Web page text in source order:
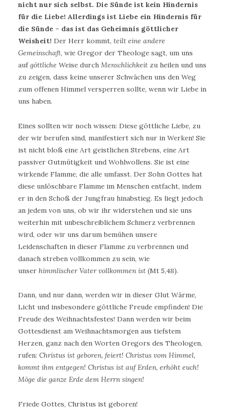
nicht nur sich selbst. Die Sünde ist kein Hindernis
für die Liebe! Allerdings ist Liebe ein Hindernis für
die Sünde – das ist das Geheimnis göttlicher
Weisheit! Der Herr kommt, teilt eine andere
Gemeinschaft, wie Gregor der Theologe sagt, um uns
aufgöttliche Weise durch Menschlichkeit zu heilen und uns
zu zeigen, dass keine unserer Schwächen uns den Weg
zum offenen Himmel versperren sollte, wenn wir Liebe in
uns haben.
Eines sollten wir noch wissen: Diese göttliche Liebe, zu
der wir berufen sind, manifestiert sich nur in Werken! Sie
ist nicht bloß eine Art geistlichen Strebens, eine Art
passiver Gutmütigkeit und Wohlwollens. Sie ist eine
wirkende Flamme, die alle umfasst. Der Sohn Gottes hat
diese unlöschbare Flamme im Menschen entfacht, indem
er in den Schoß der Jungfrau hinabstieg. Es liegt jedoch
an jedem von uns, ob wir ihr widerstehen und sie uns
weiterhin mit unbeschreiblichem Schmerz verbrennen
wird, oder wir uns darum bemühen unsere
Leidenschaften in dieser Flamme zu verbrennen und
danach streben vollkommen zu sein, wie
unser himmlischer Vater vollkommen ist (Mt 5,48).
Dann, und nur dann, werden wir in dieser Glut Wärme,
Licht und insbesondere göttliche Freude empfinden! Die
Freude des Weihnachtsfestes! Dann werden wir beim
Gottesdienst am Weihnachtsmorgen aus tiefstem
Herzen, ganz nach den Worten Gregors des Theologen,
rufen: Christus ist geboren, feiert! Christus vom Himmel,
kommt ihm entgegen! Christus ist auf Erden, erhöht euch!
Möge die ganze Erde dem Herrn singen!
Friede Gottes, Christus ist geboren!